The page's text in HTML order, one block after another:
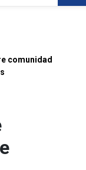
comunidad